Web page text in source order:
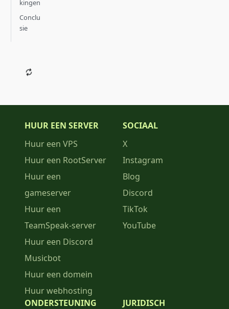
kingen
Conclu
sie
HUUR EEN SERVER
Huur een VPS
Huur een RootServer
Huur een
gameserver
Huur een
TeamSpeak-server
Huur een Discord
Musicbot
Huur een domein
Huur webhosting
SOCIAAL
X
Instagram
Blog
Discord
TikTok
YouTube
ONDERSTEUNING
JURIDISCH